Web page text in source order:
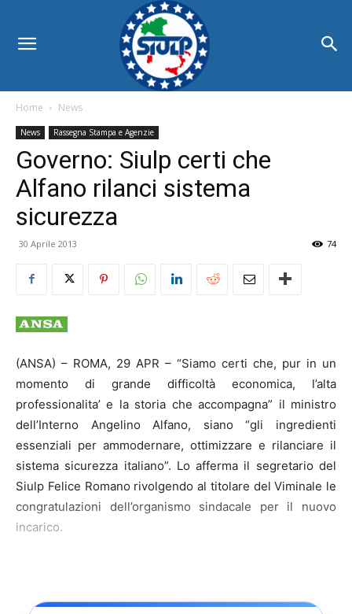
Home News
News Rassegna Stampa e Agenzie
Governo: Siulp certi che
Alfano rilanci sistema
sicurezza
30 Aprile 2013 74
(ANSA) – ROMA, 29 APR – “Siamo certi che, pur in un
momento di grande difficoltà economica, l’alta
professionalita’ e la storia che accompagna” il ministro
dell’Interno Angelino Alfano, siano “gli ingredienti
essenziali per ammodernare, ottimizzare e rilanciare il
sistema sicurezza italiano”. Lo afferma il segretario del
Siulp Felice Romano rivolgendo al titolare del Viminale le
congratulazioni dell’organismo sindacale per il nuovo
incarico.